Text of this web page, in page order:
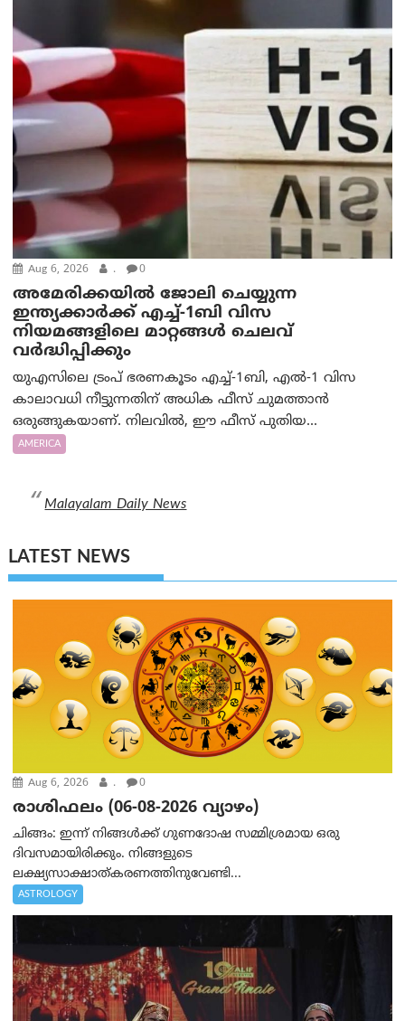
Aug 6, 2026 . 0
അമേരിക്കയില്‍ ജോലി ചെയ്യുന്ന
ഇന്ത്യക്കാർക്ക് എച്ച്-1ബി വിസ
നിയമങ്ങളിലെ മാറ്റങ്ങൾ ചെലവ്
വർദ്ധിപ്പിക്കും
യുഎസിലെ ട്രംപ് ഭരണകൂടം എച്ച്-1ബി, എൽ-1 വിസ
കാലാവധി നീട്ടുന്നതിന് അധിക ഫീസ് ചുമത്താൻ
ഒരുങ്ങുകയാണ്. നിലവിൽ, ഈ ഫീസ് പുതിയ...
AMERICA
Malayalam Daily News
LATEST NEWS
Aug 6, 2026 . 0
രാശിഫലം (06-08-2026 വ്യാഴം)
ചിങ്ങം: ഇന്ന് നിങ്ങൾക്ക് ഗുണദോഷ സമ്മിശ്രമായ ഒരു
ദിവസമായിരിക്കും. നിങ്ങളുടെ
ലക്ഷ്യസാക്ഷാത്കരണത്തിനുവേണ്ടി...
ASTROLOGY